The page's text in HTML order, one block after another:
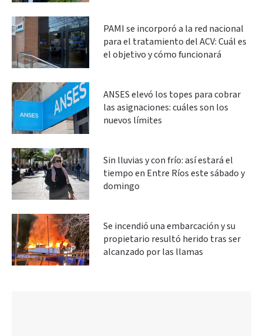
PAMI se incorporó a la red nacional
para el tratamiento del ACV: Cuál es
el objetivo y cómo funcionará
ANSES elevó los topes para cobrar
las asignaciones: cuáles son los
nuevos límites
Sin lluvias y con frío: así estará el
tiempo en Entre Ríos este sábado y
domingo
Se incendió una embarcación y su
propietario resultó herido tras ser
alcanzado por las llamas